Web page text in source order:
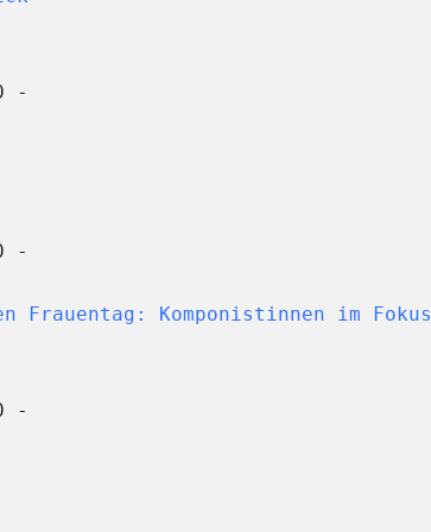
-
-
Frauentag: Komponistinnen im Fokus
-